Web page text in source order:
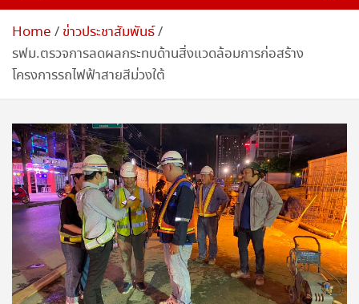
Home
ข่าวประชาสัมพันธ์
รฟม.ตรวจการลดผลกระทบด้านสิ่งแวดล้อมการก่อสร้าง
โครงการรถไฟฟ้าสายสีม่วงใต้